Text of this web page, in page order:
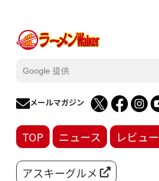
メールマガジン
TOP ニュース レビュー
アスキーグルメ